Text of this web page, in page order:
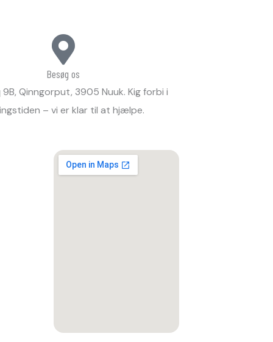
Besøg os
Qinngorput, 3905 Nuuk. Kig forbi i
– vi er klar til at hjælpe.